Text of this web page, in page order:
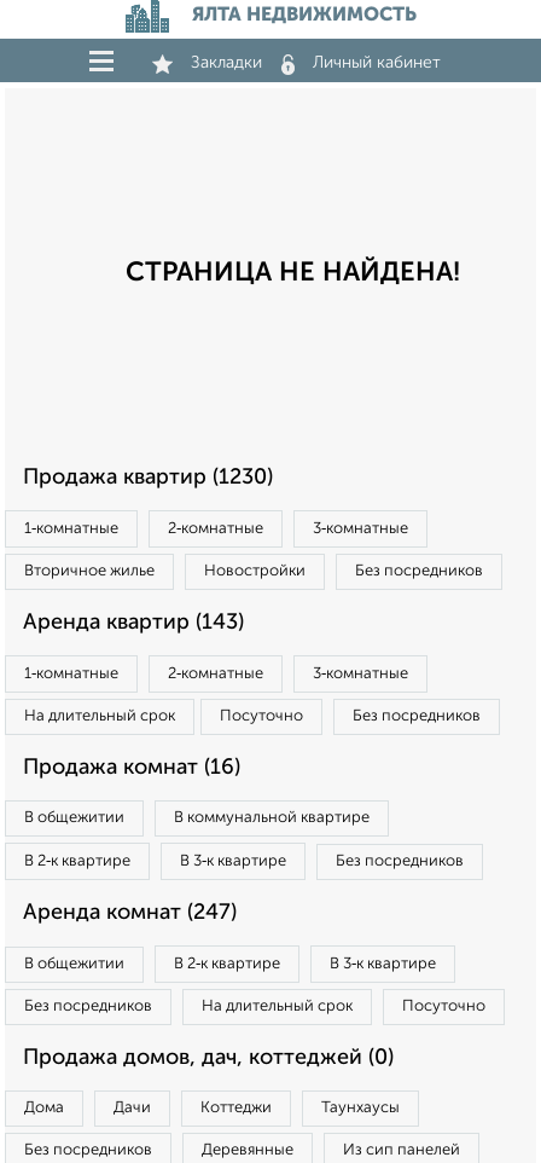
ЯЛТА НЕДВИЖИМОСТЬ
Закладки Личный кабинет
СТРАНИЦА НЕ НАЙДЕНА!
Продажа квартир (1230)
1‑комнатные 2‑комнатные 3‑комнатные
Вторичное жилье Новостройки Без посредников
Аренда квартир (143)
1‑комнатные 2‑комнатные 3‑комнатные
На длительный срок Посуточно Без посредников
Продажа комнат (16)
В общежитии В коммунальной квартире
В 2‑к квартире В 3‑к квартире Без посредников
Аренда комнат (247)
В общежитии В 2‑к квартире В 3‑к квартире
Без посредников На длительный срок Посуточно
Продажа домов, дач, коттеджей (0)
Дома Дачи Коттеджи Таунхаусы
Без посредников Деревянные Из сип панелей